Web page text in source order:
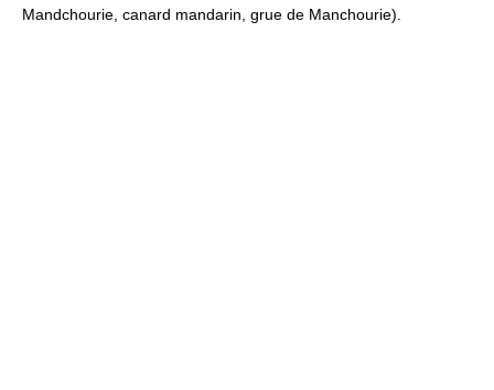
Mandchourie, canard mandarin, grue de Manchourie).